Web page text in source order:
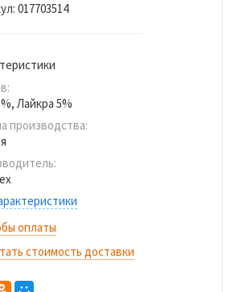
017703514
Лайкра 5%
производства:
оплаты
стоимость доставки